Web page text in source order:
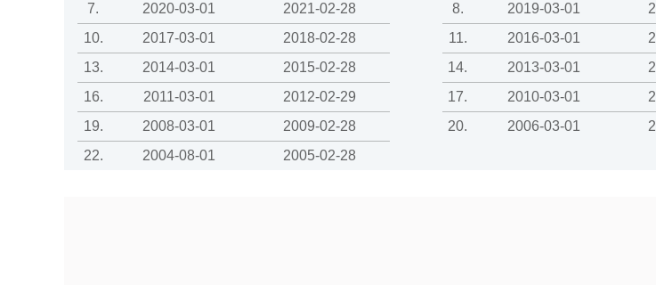
7.
2020-03-01 2021-02-28 8. 2019-03-01
10.
2017-03-01 2018-02-28 11. 2016-03-01
13.
2014-03-01 2015-02-28 14. 2013-03-01
16.
2011-03-01 2012-02-29 17. 2010-03-01
19.
2008-03-01 2009-02-28 20. 2006-03-01
22.
2004-08-01 2005-02-28